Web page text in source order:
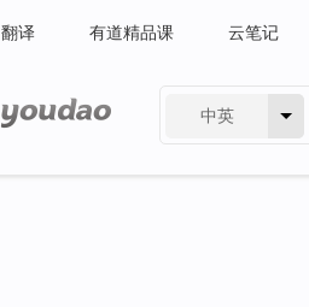
翻译 有道精品课 云笔记
中英